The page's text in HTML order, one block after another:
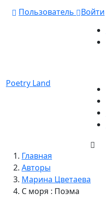
Пользователь Войти
Poetry Land
Главная
Авторы
Марина Цветаева
С моря : Поэма